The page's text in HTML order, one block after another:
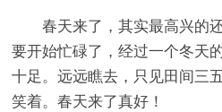
春天来了，其实最高兴的
要开始忙碌了，经过一个冬天
十足。远远瞧去，只见田间三
笑着。春天来了真好！